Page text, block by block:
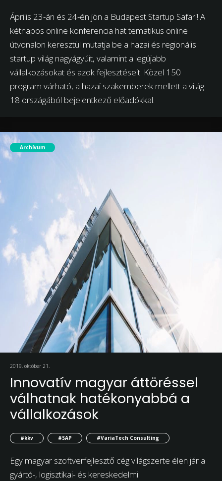
Április 23-án és 24-én jön a Budapest Startup Safari! A
kétnapos online konferencia hat tematikus online
útvonalon keresztül mutatja be a hazai és regionális
startup világ nagyágyúit, valamint a legújabb
vállalkozásokat és azok fejlesztéseit. Közel 150
program várható, a hazai szakemberek mellett a világ
18 országából bejelentkező előadókkal.
Archívum
2019. október 21.
Innovatív magyar áttöréssel
válhatnak hatékonyabbá a
vállalkozások
#kkv #SAP #VariaTech Consulting
Egy magyar szoftverfejlesztő cég világszerte élen jár a
gyártó-, logisztikai- és kereskedelmi